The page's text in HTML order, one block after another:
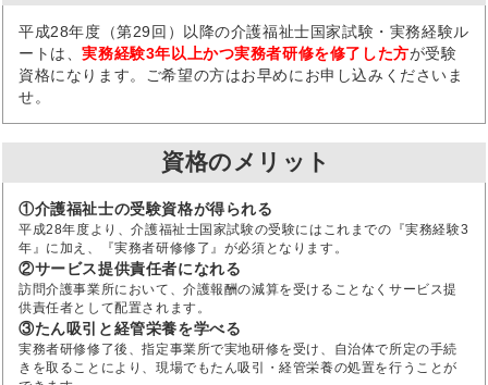
平成28年度（第29回）以降の介護福祉士国家試験・実務経験ル
ートは、実務経験3年以上かつ実務者研修を修了した方が受験
資格になります。ご希望の方はお早めにお申し込みくださいま
せ。
資格のメリット
①介護福祉士の受験資格が得られる
平成28年度より、介護福祉士国家試験の受験にはこれまでの『実務経験3
年』に加え、『実務者研修修了』が必須となります。
②サービス提供責任者になれる
訪問介護事業所において、介護報酬の減算を受けることなくサービス提
供責任者として配置されます。
③たん吸引と経管栄養を学べる
実務者研修修了後、指定事業所で実地研修を受け、自治体で所定の手続
きを取ることにより、現場でもたん吸引・経管栄養の処置を行うことが